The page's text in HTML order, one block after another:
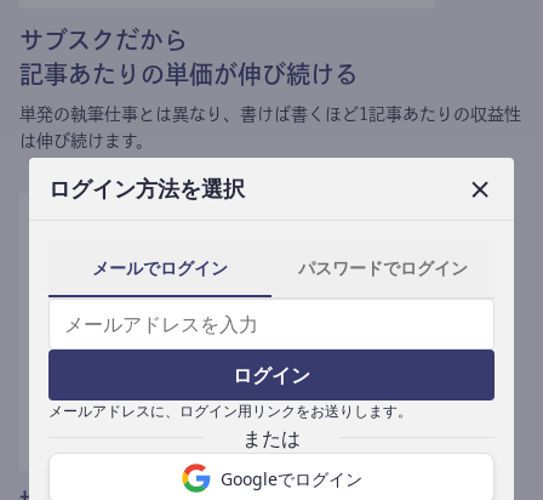
ログイン方法を選択
メールでログイン パスワードでログイン
ログイン
メールアドレスに、ログイン用リンクをお送りします。
Googleでログイン
サブスクだから
記事あたりの単価が伸び続ける
単発の執筆仕事とは異なり、 書けば書くほど1記事あたりの収益性
は伸び続けます。